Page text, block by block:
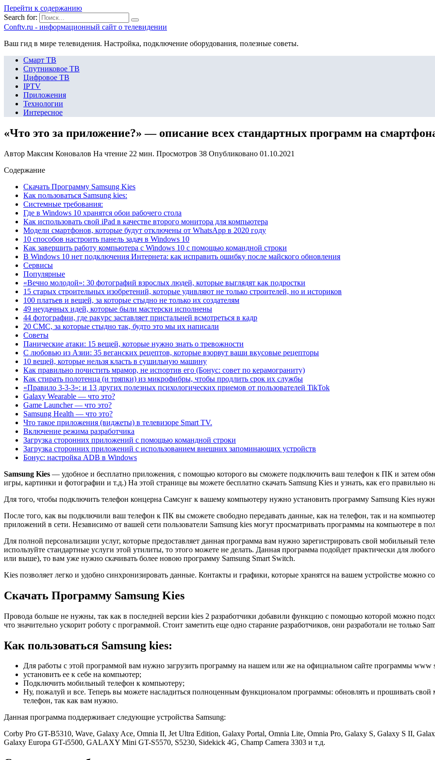
Перейти к содержанию
Search for:
Сonftv.ru - информационный сайт о телевидении
Ваш гид в мире телевидения. Настройка, подключение оборудования, полезные советы.
Смарт ТВ
Спутниковое ТВ
Цифровое ТВ
IPTV
Приложения
Технологии
Интересное
«Что это за приложение?» — описание всех стандартных программ на
Автор Максим Коновалов На чтение 22 мин. Просмотров 38 Опубликовано 01.10.2021
Содержание
Скачать Программу Samsung Kies
Как пользоваться Samsung kies:
Системные требования:
Где в Windows 10 хранятся обои рабочего стола
Как использовать свой iPad в качестве второго монитора для компьютера
Модели смартфонов, которые будут отключены от WhatsApp в 2020 году
10 способов настроить панель задач в Windows 10
Как завершить работу компьютера с Windows 10 с помощью командной строки
В Windows 10 нет подключения Интернета: как исправить ошибку после майского обновления
Сервисы
Популярные
«Вечно молодой»: 30 фотографий взрослых людей, которые выглядят как подростки
15 старых строительных изобретений, которые удивляют не только строителей, но и историков
100 платьев и вещей, за которые стыдно не только их создателям
49 неудачных идей, которые были мастерски исполнены
44 фотографии, где ракурс заставляет пристальней всмотреться в кадр
20 СМС, за которые стыдно так, будто это мы их написали
Советы
Панические атаки: 15 вещей, которые нужно знать о тревожности
С любовью из Азии: 35 веганских рецептов, которые взорвут ваши вкусовые рецепторы
10 вещей, которые нельзя класть в сушильную машину
Как правильно почистить мрамор, не испортив его (Бонус: совет по керамограниту)
Как стирать полотенца (и тряпки) из микрофибры, чтобы продлить срок их службы
«Правило 3-3-3»: и 13 других полезных психологических приемов от пользователей TikTok
Galaxy Wearable — что это?
Game Launcher — что это?
Samsung Health — что это?
Что такое приложения (виджеты) в телевизоре Smart TV.
Включение режима разработчика
Загрузка сторонних приложений с помощью командной строки
Загрузка сторонних приложений с использованием внешних запоминающих устройств
Бонус: настройка ADB в Windows
Samsung Kies — удобное и бесплатно приложения, с помощью которого вы сможете подключить ваш телефон к ПК и затем
игры, картинки и фотографии и т.д.) На этой странице вы можете бесплатно скачать Samsung Kies и узнать, как его правильно
Для того, чтобы подключить телефон концерна Самсунг к вашему компьютеру нужно установить программу Samsung Kies
После того, как вы подключили ваш телефон к ПК вы сможете свободно передавать данные, как на телефон, так и на
приложений в сети. Независимо от вашей сети пользователи Samsung kies могут просматривать программы на компьютере в
Для полной персонализации услуг, которые предоставляет данная программа вам нужно зарегистрировать свой мобильный
используйте стандартные услуги этой утилиты, то этого можете не делать. Данная программа подойдет практически для
или выше), то вам уже нужно скачивать более новою программу Samsung Smart Switch.
Kies позволяет легко и удобно синхронизировать данные. Контакты и графики, которые хранятся на вашем устройстве можно
Скачать Программу Samsung Kies
Провода больше не нужны, так как в последней версии kies 2 разработчики добавили функцию с помощью которой можно
что значительно ускорит роботу с программой. Стоит заметить еще одно старание разработчиков, они разработали не только
Как пользоваться Samsung kies:
Для работы с этой программой вам нужно загрузить программу на нашем или же на официальном сайте программы www
установить ее к себе на компьютер;
Подключить мобильный телефон к компьютеру;
Ну, пожалуй и все. Теперь вы можете насладиться полноценным функционалом программы: обновлять и прошивать
телефон, так как вам нужно.
Данная программа поддерживает следующие устройства Samsung:
Corby Pro GT-B5310, Wave, Galaxy Ace, Omnia II, Jet Ultra Edition, Galaxy Portal, Omnia Lite, Omnia Pro, Galaxy S, Galaxy S II,
Galaxy Europa GT-i5500, GALAXY Mini GT-S5570, S5230, Sidekick 4G, Champ Camera 3303 и т.д.